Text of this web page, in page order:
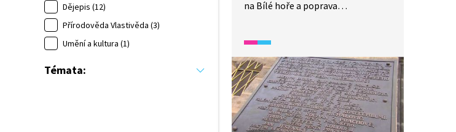
Dějepis (12)
Přírodověda Vlastivěda (3)
Umění a kultura (1)
Témata:
na Bílé hoře a poprava